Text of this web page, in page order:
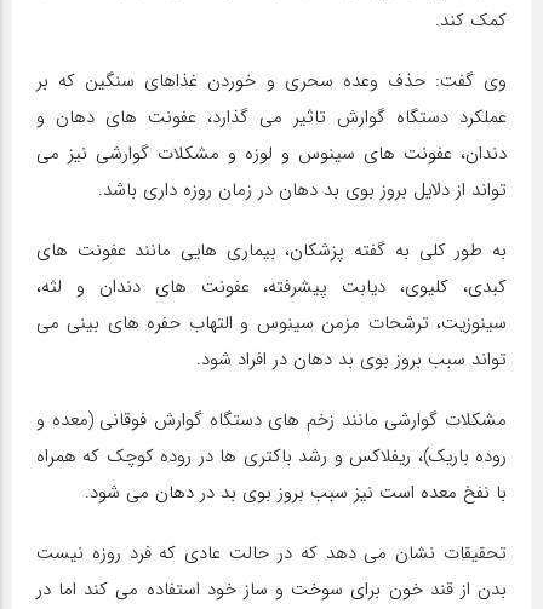
کمک کند.
وی گفت: حذف وعده سحری و خوردن غذاهای سنگین که بر
عملکرد دستگاه گوارش تاثیر می گذارد، عفونت های دهان و
دندان، عفونت های سینوس و لوزه و مشکلات گوارشی نیز می
تواند از دلایل بروز بوی بد دهان در زمان روزه داری باشد.
به طور کلی به گفته پزشکان، بیماری هایی مانند عفونت های
کبدی، کلیوی، دیابت پیشرفته، عفونت های دندان و لثه،
سینوزیت، ترشحات مزمن سینوس و التهاب حفره های بینی می
تواند سبب بروز بوی بد دهان در افراد شود.
مشکلات گوارشی مانند زخم های دستگاه گوارش فوقانی (معده و
روده باریک)، ریفلاکس و رشد باکتری ها در روده کوچک که همراه
با نفخ معده است نیز سبب بروز بوی بد در دهان می شود.
تحقیقات نشان می دهد که در حالت عادی که فرد روزه نیست
بدن از قند خون برای سوخت و ساز خود استفاده می کند اما در